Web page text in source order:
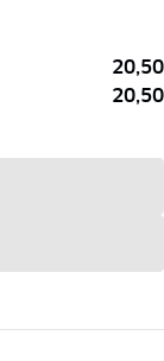
20,50
20,50